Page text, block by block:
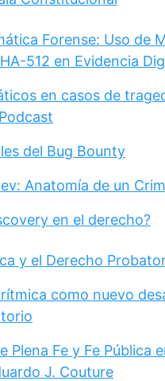
Forense: Uso de
512 en Evidencia
en casos de
del Bug Bounty
Anatomía de un
en el derecho?
y el Derecho
como nuevo
Plena Fe y Fe Pública
J. Couture